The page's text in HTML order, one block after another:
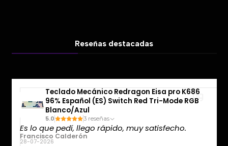
Reseñas destacadas
Teclado Mecánico Redragon Eisa pro K686
96% Español (ES) Switch Red Tri-Mode RGB
Blanco/Azul
5.0 3 reseñas
Es lo que pedí, llego rápido, muy satisfecho.
Francisco Calderón
28-07-2026